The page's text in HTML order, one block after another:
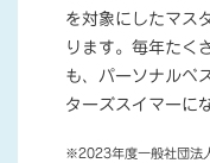
を対象にしたマス
ります。毎年たく
も、パーソナルベ
ターズスイマーに
※2023年度一般社団法